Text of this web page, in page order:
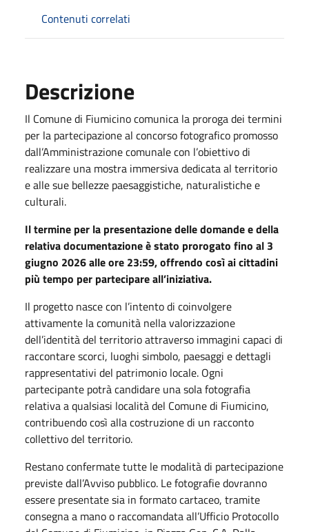
Contenuti correlati
Descrizione
Il Comune di Fiumicino comunica la proroga dei termini
per la partecipazione al concorso fotografico promosso
dall’Amministrazione comunale con l’obiettivo di
realizzare una mostra immersiva dedicata al territorio
e alle sue bellezze paesaggistiche, naturalistiche e
culturali.
Il termine per la presentazione delle domande e della
relativa documentazione è stato prorogato fino al 3
giugno 2026 alle ore 23:59, offrendo così ai cittadini
più tempo per partecipare all’iniziativa.
Il progetto nasce con l’intento di coinvolgere
attivamente la comunità nella valorizzazione
dell’identità del territorio attraverso immagini capaci di
raccontare scorci, luoghi simbolo, paesaggi e dettagli
rappresentativi del patrimonio locale. Ogni
partecipante potrà candidare una sola fotografia
relativa a qualsiasi località del Comune di Fiumicino,
contribuendo così alla costruzione di un racconto
collettivo del territorio.
Restano confermate tutte le modalità di partecipazione
previste dall’Avviso pubblico. Le fotografie dovranno
essere presentate sia in formato cartaceo, tramite
consegna a mano o raccomandata all’Ufficio Protocollo